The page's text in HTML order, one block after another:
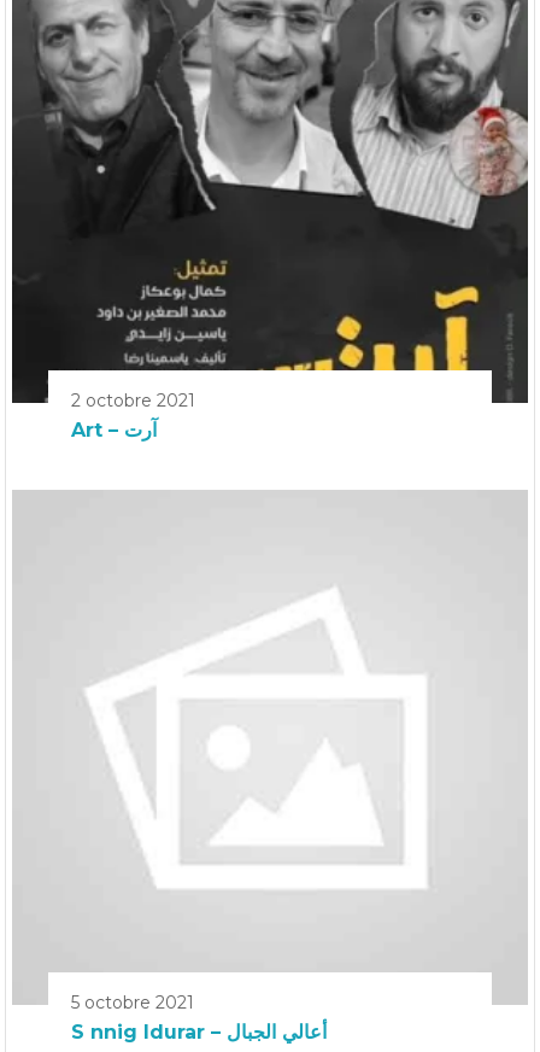
2 octobre 2021
Art – آرت
5 octobre 2021
S nnig Idurar – أعالي الجبال